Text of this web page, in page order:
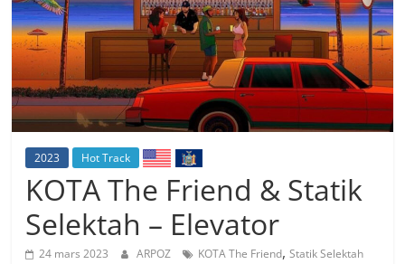
2023 Hot Track
KOTA The Friend & Statik
Selektah – Elevator
24 mars 2023 ARPOZ KOTA The Friend,Statik Selektah